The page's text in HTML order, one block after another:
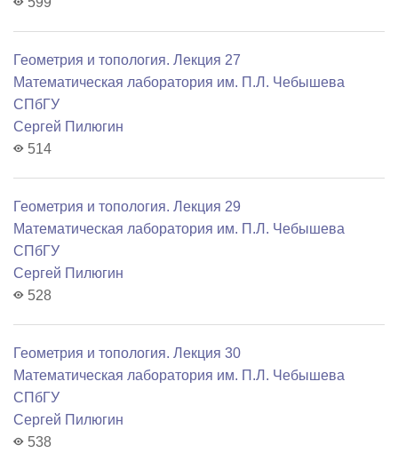
Геометрия и топология. Лекция 27
Математичеcкая лаборатория им. П.Л. Чебышева
СПбГУ
Сергей Пилюгин
514
Геометрия и топология. Лекция 29
Математичеcкая лаборатория им. П.Л. Чебышева
СПбГУ
Сергей Пилюгин
528
Геометрия и топология. Лекция 30
Математичеcкая лаборатория им. П.Л. Чебышева
СПбГУ
Сергей Пилюгин
538